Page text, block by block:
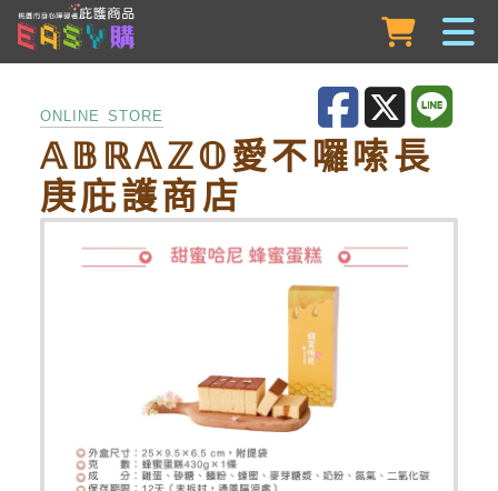
跳到主要內容
ONLINE STORE
𝔸𝔹ℝ𝔸ℤ𝕆愛不囉嗦長
庚庇護商店